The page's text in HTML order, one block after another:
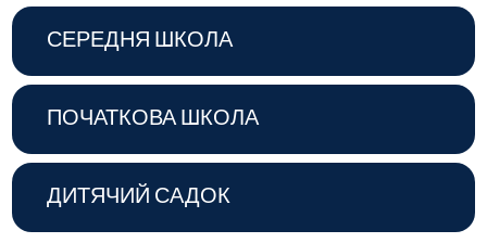
СЕРЕДНЯ ШКОЛА
ПОЧАТКОВА ШКОЛА
ДИТЯЧИЙ САДОК